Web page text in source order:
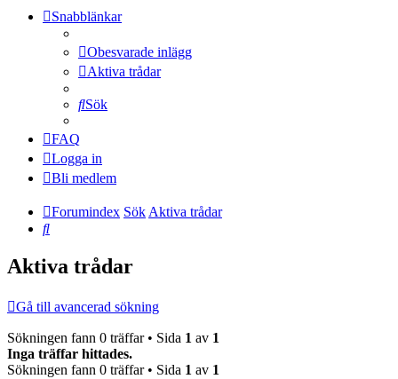
Snabblänkar
Obesvarade inlägg
Aktiva trådar
Sök
FAQ
Logga in
Bli medlem
Forumindex SökAktiva trådar
Sök
Aktiva trådar
Gå till avancerad sökning
Sökningen fann 0 träffar • Sida 1 av 1
Inga träffar hittades.
Sökningen fann 0 träffar • Sida 1 av 1